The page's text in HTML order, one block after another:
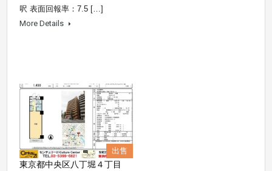
呎 表面回報率：7.5 […]
More Details
出售
東京都中央区八丁堀４丁目